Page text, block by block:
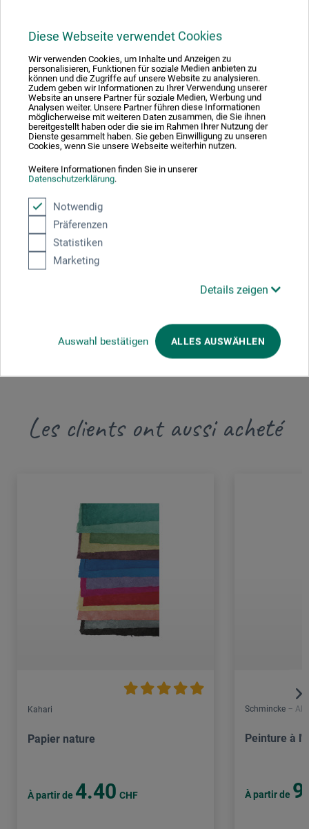
Diese Webseite verwendet Cookies
Wir verwenden Cookies, um Inhalte und Anzeigen zu
personalisieren, Funktionen für soziale Medien anbieten zu
können und die Zugriffe auf unsere Website zu analysieren.
Zudem geben wir Informationen zu Ihrer Verwendung unserer
Website an unsere Partner für soziale Medien, Werbung und
Analysen weiter. Unsere Partner führen diese Informationen
möglicherweise mit weiteren Daten zusammen, die Sie ihnen
bereitgestellt haben oder die sie im Rahmen Ihrer Nutzung der
Dienste gesammelt haben. Sie geben Einwilligung zu unseren
Cookies, wenn Sie unsere Webseite weiterhin nutzen.
Weitere Informationen finden Sie in unserer
Datenschutzerklärung.
Notwendig
Präferenzen
Statistiken
Marketing
Details zeigen
Auswahl bestätigen ALLES AUSWÄHLEN
coupés puis décortiqués. Cette opération est renouvelée
tous les 3-5 ans. Les papiers lokta sont donc des produits
durables, écologiques et d'une qualité irréprochable.
Lorsque la bouillie de lokta obtient la bonne consistance,
elle se transforme en pulpe grâce à l'ajout d'eau fraîche,
avant d'être versée d'un geste uniforme sur le châssis.
L'excédent d'eau s'écoule par l'entonnoir et le cadre est
extrait de l'eau, donc « puisé à la main », avant d'être
laissé au soleil pour sécher.
Évaluations des produits (0)
Soyez le premier à donner votre avis sur ce produit.
ÉVALUER LE PRODUIT MAINTENANT
Les clients ont aussi acheté
Kahari
Papier nature
À partir de 4.40 CHF
Schmincke –
Peinture à
À partir de